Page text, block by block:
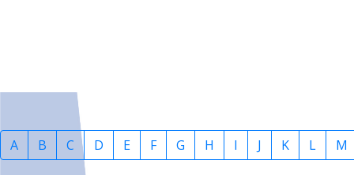
A B C D E F G H I J K L M